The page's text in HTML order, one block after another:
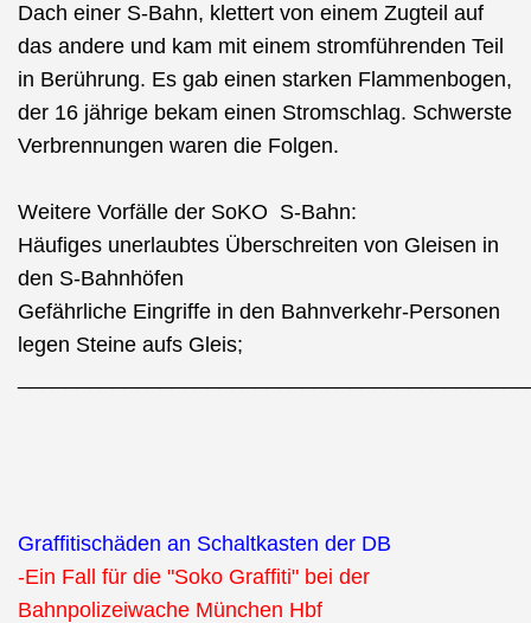
Dach einer S-Bahn, klettert von einem Zugteil auf
das andere und kam mit einem stromführenden Teil
in Berührung. Es gab einen starken Flammenbogen,
der 16 jährige bekam einen Stromschlag. Schwerste
Verbrennungen waren die Folgen.
Weitere Vorfälle der SoKO S-Bahn:
Häufiges unerlaubtes Überschreiten von Gleisen in
den S-Bahnhöfen
Gefährliche Eingriffe in den Bahnverkehr-Personen
legen Steine aufs Gleis;
Graffitischäden an Schaltkasten der DB
-Ein Fall für die "Soko Graffiti" bei der
Bahnpolizeiwache München Hbf